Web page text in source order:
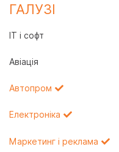
ГАЛУЗI
IT і софт
Авіація
Автопром
Електроніка
Маркетинг і реклама